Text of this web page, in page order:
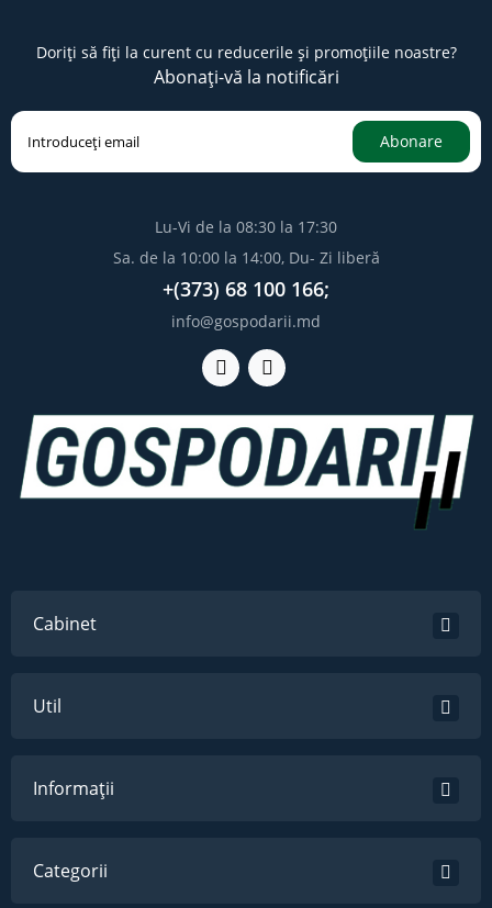
Doriți să fiți la curent cu reducerile și promoțiile noastre?
Abonați-vă la notificări
Abonare
Lu-Vi de la 08:30 la 17:30
Sa. de la 10:00 la 14:00, Du- Zi liberă
+(373) 68 100 166;
info@gospodarii.md
Cabinet
Util
Informații
Categorii